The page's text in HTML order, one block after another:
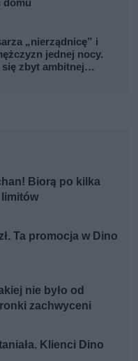
domu
„nierządnicę” i
jednej nocy.
się zbyt ambitnej
Biorą po kilka
Ta promocja w Dino
nie było od
zachwyceni
Klienci Dino